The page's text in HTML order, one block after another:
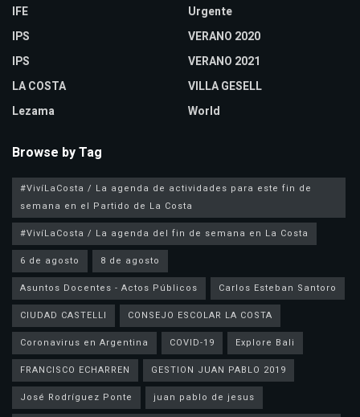
IFE
IPS
IPS
LA COSTA
Lezama
Urgente
VERANO 2020
VERANO 2021
VILLA GESELL
World
Browse by Tag
#VivíLaCosta / La agenda de actividades para este fin de
semana en el Partido de La Costa
#VivíLaCosta / La agenda del fin de semana en La Costa
6 de agosto
8 de agosto
Asuntos Docentes - Actos Públicos
Carlos Esteban Santoro
CIUDAD CASTELLI
CONSEJO ESCOLAR LA COSTA
Coronavirus en Argentina
COVID-19
Explore Bali
FRANCISCO ECHARREN
GESTION JUAN PABLO 2019
José Rodríguez Ponte
juan pablo de jesus